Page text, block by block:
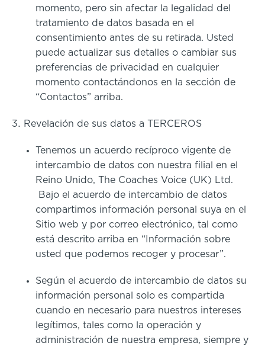
momento, pero sin afectar la legalidad del
tratamiento de datos basada en el
consentimiento antes de su retirada. Usted
puede actualizar sus detalles o cambiar sus
preferencias de privacidad en cualquier
momento contactándonos en la sección de
“Contactos” arriba.
Revelación de sus datos a TERCEROS
Tenemos un acuerdo recíproco vigente de
intercambio de datos con nuestra filial en el
Reino Unido, The Coaches Voice (UK) Ltd.
Bajo el acuerdo de intercambio de datos
compartimos información personal suya en el
Sitio web y por correo electrónico, tal como
está descrito arriba en “Información sobre
usted que podemos recoger y procesar”.
Según el acuerdo de intercambio de datos su
información personal solo es compartida
cuando en necesario para nuestros intereses
legítimos, tales como la operación y
administración de nuestra empresa, siempre y